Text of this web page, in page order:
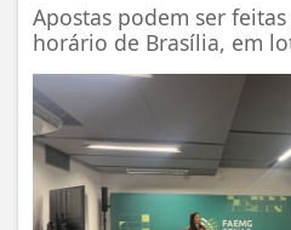
Apostas podem ser
horário de Brasília, em